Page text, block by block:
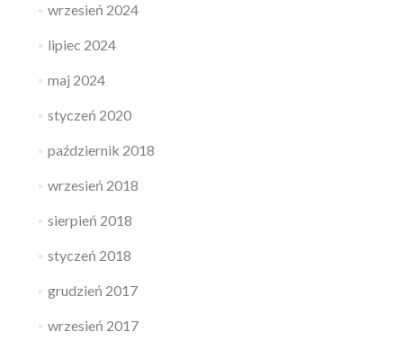
wrzesień 2024
lipiec 2024
maj 2024
styczeń 2020
październik 2018
wrzesień 2018
sierpień 2018
styczeń 2018
grudzień 2017
wrzesień 2017